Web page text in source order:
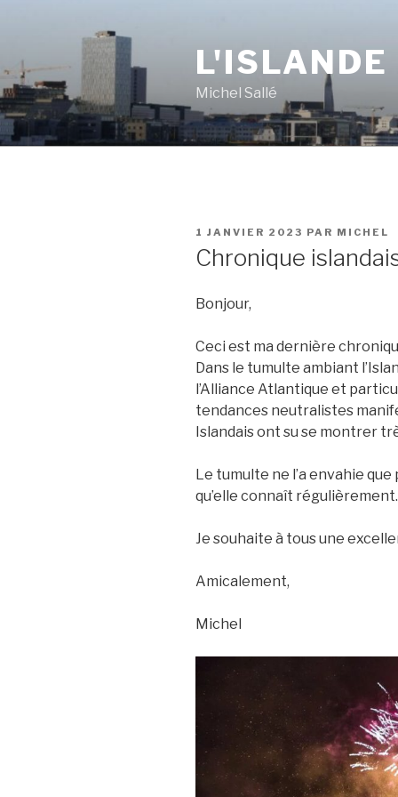
principal
L'ISLANDE
Michel Sallé
PUBLIÉ
1 JANVIER 2023 PAR MICHEL
Chronique
Bonjour,
Ceci est ma dernière
Dans le tumulte ambiant
l’Alliance Atlantique et
tendances neutralistes
Islandais ont su se montrer
Le tumulte ne l’a envahie
qu’elle connaît régulièrement.
Je souhaite à tous une
Amicalement,
Michel